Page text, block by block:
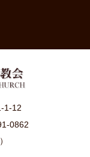
1-12
0862